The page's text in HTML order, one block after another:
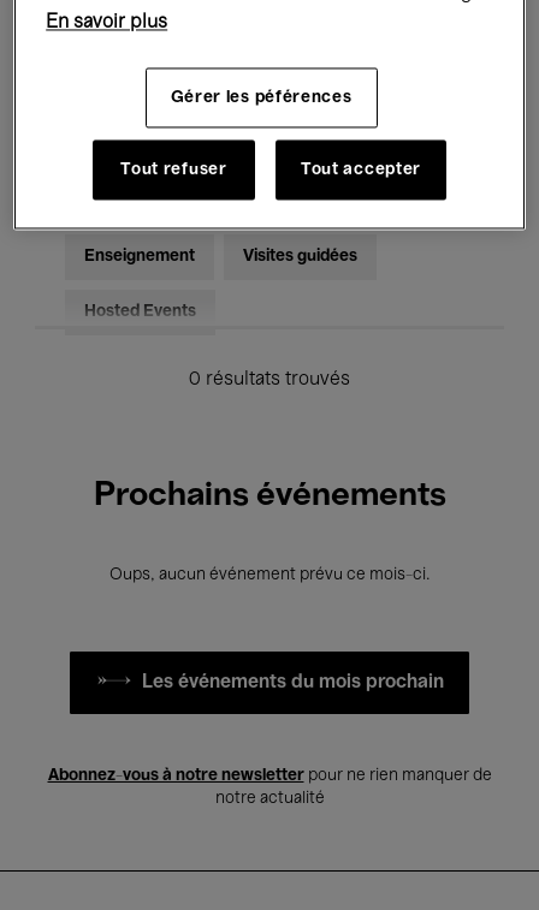
Musique électronique
Pour tous Kids’ Palace
Enseignement Visites guidées
Hosted Events
0 résultats trouvés
Prochains événements
Oups, aucun événement prévu ce mois-ci.
Les événements du mois prochain
Abonnez-vous à notre newsletterpour ne rien manquer de
notre actualité
En savoir plus
Gérer les péférences
Tout refuser Tout accepter